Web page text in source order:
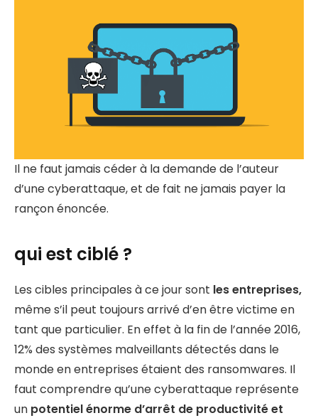
Il ne faut jamais céder à la demande de l’auteur
d’une cyberattaque, et de fait ne jamais payer la
rançon énoncée.
qui est ciblé ?
Les cibles principales à ce jour sont les entreprises,
même s’il peut toujours arrivé d’en être victime en
tant que particulier. En effet à la fin de l’année 2016,
12% des systèmes malveillants détectés dans le
monde en entreprises étaient des ransomwares. Il
faut comprendre qu’une cyberattaque représente
un potentiel énorme d’arrêt de productivité et